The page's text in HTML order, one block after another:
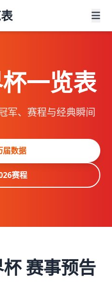
一览表
军、赛程与经典瞬间
届数据
赛程
赛事预告